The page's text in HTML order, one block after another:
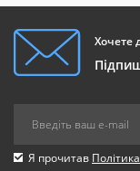
Хочете
Я прочитав